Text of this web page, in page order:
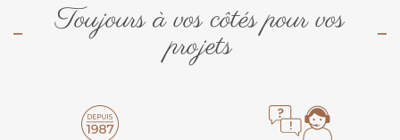
Toujours à vos côtés pour vos
projets